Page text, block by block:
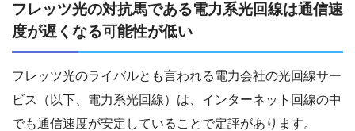
フレッツ光の対抗馬である電力系光回線は通信速
度が遅くなる可能性が低い
フレッツ光のライバルとも言われる電力会社の光回線サー
ビス（以下、電力系光回線）は、インターネット回線の中
でも通信速度が安定していることで定評があります。